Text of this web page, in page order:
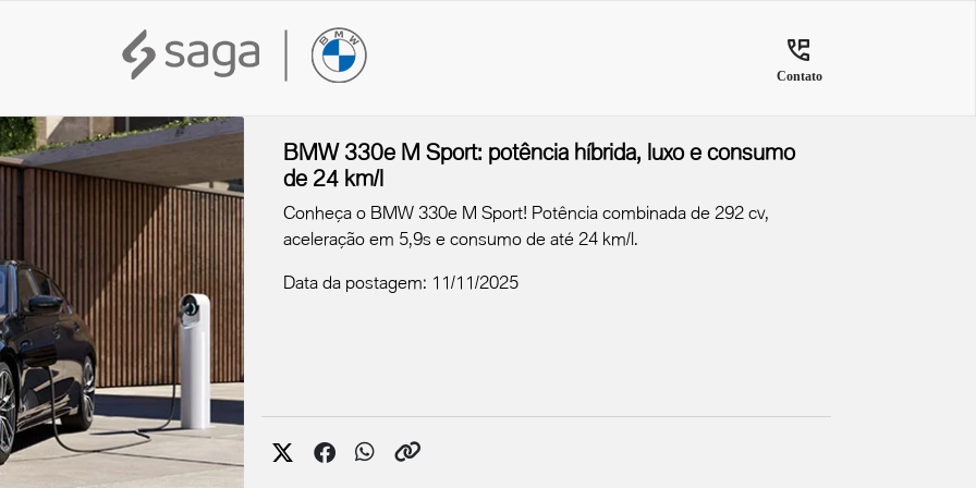
Contato
BMW 330e M Sport: potência híbrida, luxo e consumo
de 24 km/l
Conheça o BMW 330e M Sport! Potência combinada de 292 cv,
aceleração em 5,9s e consumo de até 24 km/l.
Data da postagem: 11/11/2025